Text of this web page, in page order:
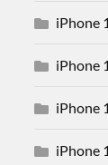
iPhone
iPhone
iPhone
iPhone